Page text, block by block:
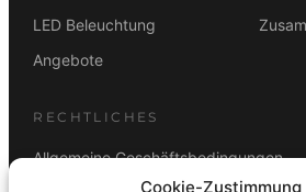
Cookie-Zustimmung
LED Beleuchtung
Angebote
RECHTLICHES
Allgemeine Geschäftsbedingungen